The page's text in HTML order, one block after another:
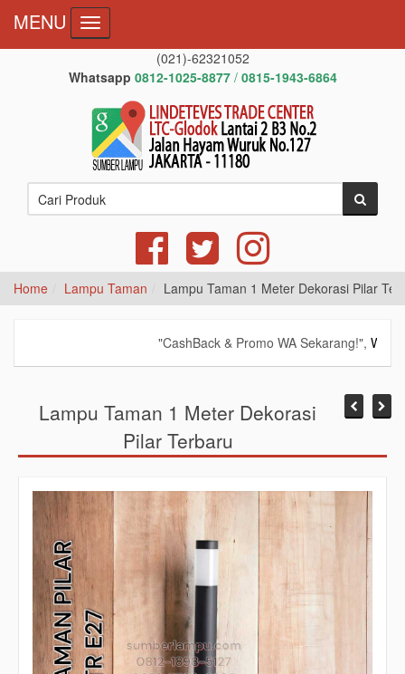
(021)-62321052
Whatsapp 0812-1025-8877 / 0815-1943-6864
MENU Toggle navigation
Home Lampu Taman Lampu Taman 1 Meter Dekorasi Pilar
"CashBack & Promo WA Sekarang!",
Lampu Taman 1 Meter Dekorasi
Pilar Terbaru